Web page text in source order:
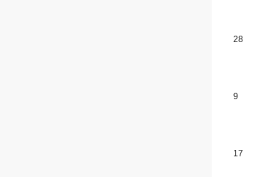
28
9
17